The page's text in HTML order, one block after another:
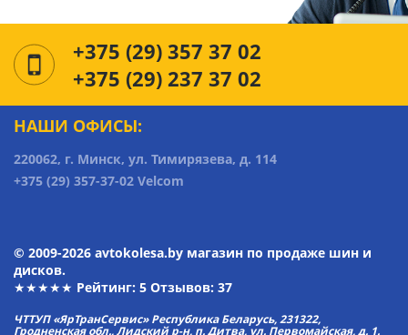
+375 (29) 357 37 02
+375 (29) 237 37 02
НАШИ ОФИСЫ:
220062, г. Минск, ул. Тимирязева, д. 114
+375 (29) 357-37-02 Velcom
© 2009-2026 avtokolesa.by магазин по продаже шин и
дисков.
★★★★★ Рейтинг: 5 Отзывов: 37
ЧТТУП «ЯрТранСервис» Республика Беларусь, 231322,
Гродненская обл., Лидский р-н, п. Дитва, ул. Первомайская, д. 1.